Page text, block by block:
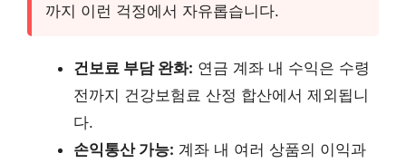
까지 이런 걱정에서 자유롭습니다.
건보료 부담 완화: 연금 계좌 내 수익은 수령
전까지 건강보험료 산정 합산에서 제외됩니
다.
손익통산 가능: 계좌 내 여러 상품의 이익과